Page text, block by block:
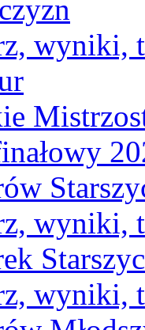
wyniki,
wyniki,
wyniki,